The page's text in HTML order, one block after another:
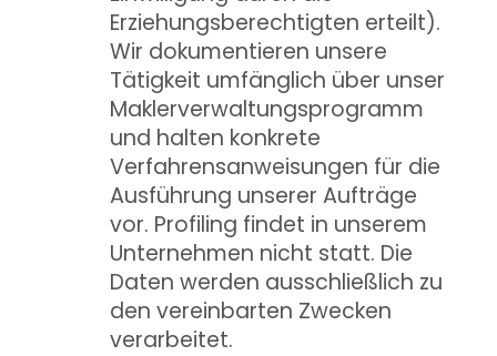
Erziehungsberechtigten erteilt).
Wir dokumentieren unsere
Tätigkeit umfänglich über unser
Maklerverwaltungsprogramm
und halten konkrete
Verfahrensanweisungen für die
Ausführung unserer Aufträge
vor. Profiling findet in unserem
Unternehmen nicht statt. Die
Daten werden ausschließlich zu
den vereinbarten Zwecken
verarbeitet.